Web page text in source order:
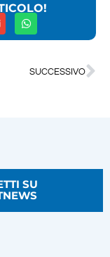
SUCCESSIVO
SU